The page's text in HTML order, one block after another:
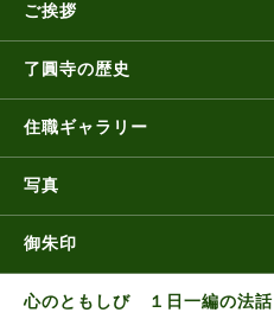
ご挨拶
了圓寺の歴史
住職ギャラリー
写真
御朱印
心のともしび １日一編の法話